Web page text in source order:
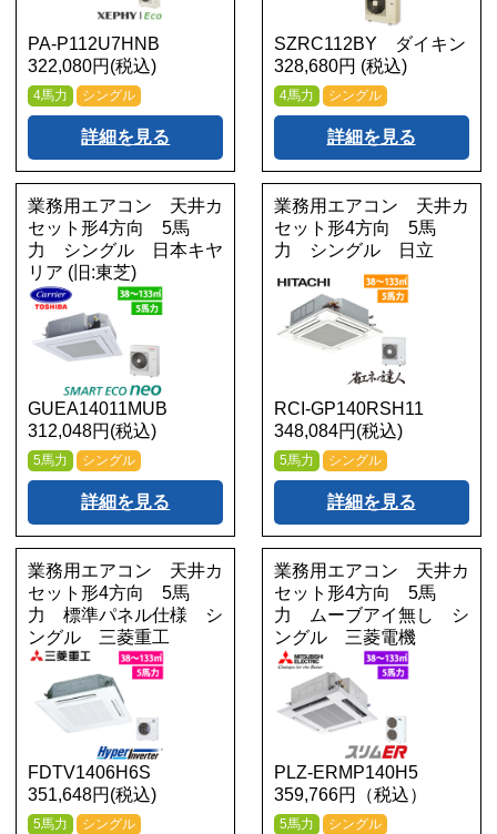
PA-P112U7HNB
322,080円(税込)
4馬力 シングル
詳細を見る
SZRC112BY ダイキン
328,680円 (税込)
4馬力 シングル
詳細を見る
業務用エアコン 天井カ
セット形4方向 5馬
力 シングル 日本キヤ
リア (旧:東芝)
GUEA14011MUB
312,048円(税込)
5馬力 シングル
詳細を見る
業務用エアコン 天井カ
セット形4方向 5馬
力 シングル 日立
RCI-GP140RSH11
348,084円(税込)
5馬力 シングル
詳細を見る
業務用エアコン 天井カ
セット形4方向 5馬
力 標準パネル仕様 シ
ングル 三菱重工
FDTV1406H6S
351,648円(税込)
5馬力 シングル
業務用エアコン 天井カ
セット形4方向 5馬
力 ムーブアイ無し シ
ングル 三菱電機
PLZ-ERMP140H5
359,766円（税込）
5馬力 シングル